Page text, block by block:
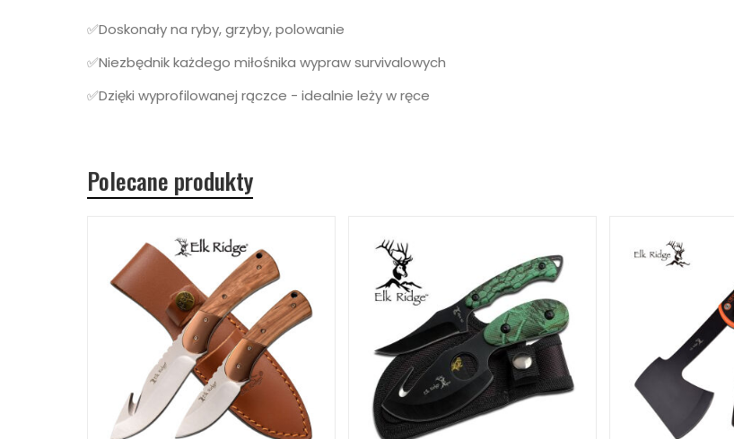
✅Doskonały na ryby, grzyby, polowanie
✅Niezbędnik każdego miłośnika wypraw survivalowych
✅Dzięki wyprofilowanej rączce - idealnie leży w ręce
Polecane produkty